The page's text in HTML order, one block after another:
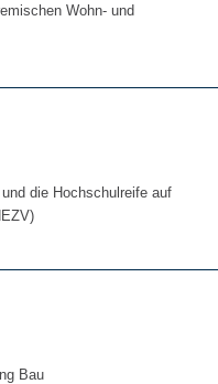
Wohn- und
die Hochschulreife auf
Bau